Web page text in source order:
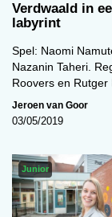
Verdwaald in
labyrint
Spel: Naomi
Nazanin Taheri.
Roovers en Rutger
Jeroen van Goor
03/05/2019
Junior